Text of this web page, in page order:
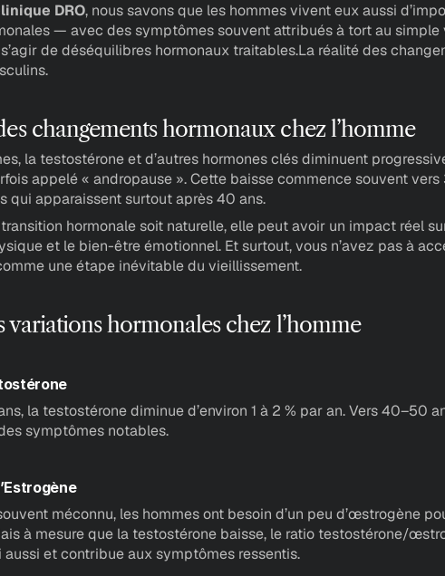
DRO, nous savons que les hommes vivent eux aussi
— avec des symptômes souvent attribués à tort au simple
de déséquilibres hormonaux traitables.La réalité des
changements hormonaux chez l’homme
la testostérone et d’autres hormones clés diminuent
appelé « andropause ». Cette baisse commence souvent vers
qui apparaissent surtout après 40 ans.
hormonale soit naturelle, elle peut avoir un impact réel
et le bien-être émotionnel. Et surtout, vous n’avez pas à
une étape inévitable du vieillissement.
variations hormonales chez l’homme
la testostérone diminue d’environ 1 à 2 % par an. Vers 40–50
symptômes notables.
méconnu, les hommes ont besoin d’un peu d’œstrogène
à mesure que la testostérone baisse, le ratio testostérone/
et contribue aux symptômes ressentis.